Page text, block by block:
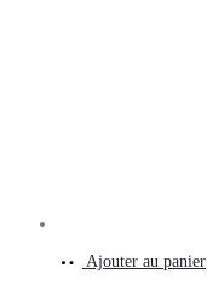
Ajouter au panier